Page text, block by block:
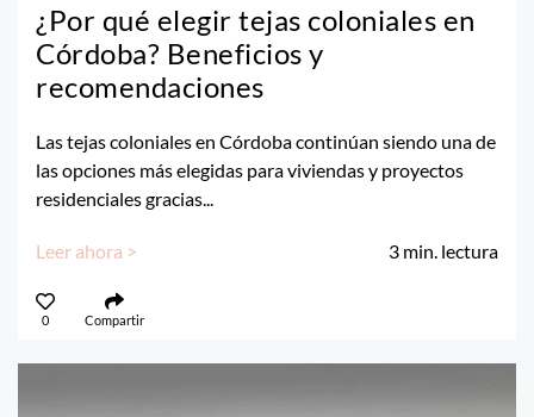
¿Por qué elegir tejas coloniales en
Córdoba? Beneficios y
recomendaciones
Las tejas coloniales en Córdoba continúan siendo una de
las opciones más elegidas para viviendas y proyectos
residenciales gracias...
Leer ahora > 3 min. lectura
0 Compartir